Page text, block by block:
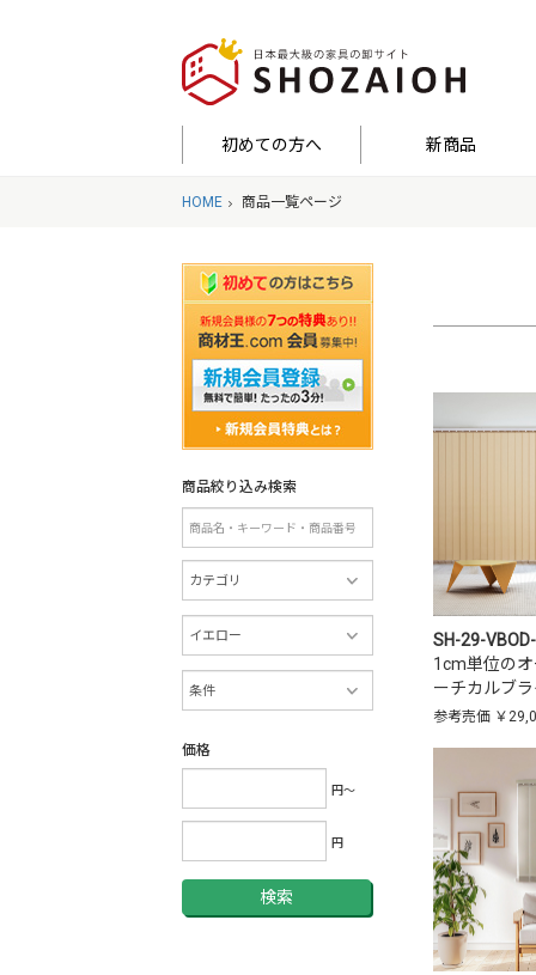
初めての方へ 新商品
HOME 商品一覧ページ
商品絞り込み検索
価格
円～
円
検索
SH-29-
1cm単位の
ーチカルブ
参考売価 ￥